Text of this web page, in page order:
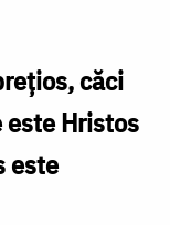
căci
este Hristos
este